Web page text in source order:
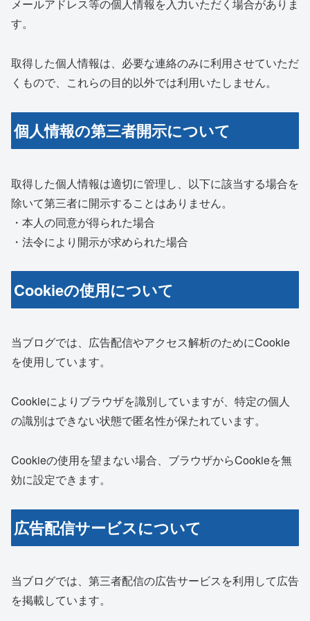
メールアドレス等の個人情報を入力いただく場合がありま
す。
取得した個人情報は、必要な連絡のみに利用させていただ
くもので、これらの目的以外では利用いたしません。
個人情報の第三者開示について
取得した個人情報は適切に管理し、以下に該当する場合を
除いて第三者に開示することはありません。
・本人の同意が得られた場合
・法令により開示が求められた場合
Cookieの使用について
当ブログでは、広告配信やアクセス解析のためにCookie
を使用しています。
Cookieによりブラウザを識別していますが、特定の個人
の識別はできない状態で匿名性が保たれています。
Cookieの使用を望まない場合、ブラウザからCookieを無
効に設定できます。
広告配信サービスについて
当ブログでは、第三者配信の広告サービスを利用して広告
を掲載しています。